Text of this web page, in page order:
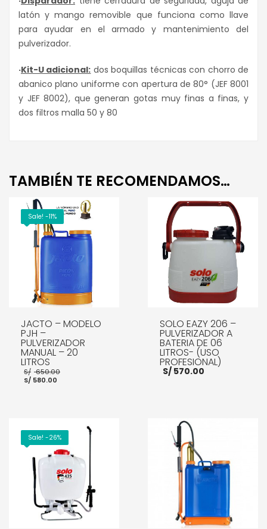
latón y mango removible que funciona como llave
para ayudar en el armado y mantenimiento del
pulverizador.
·Kit-U adicional: dos boquillas técnicas con chorro de
abanico plano uniforme con apertura de 80° (JEF 8001
y JEF 8002), que generan gotas muy finas a finas, y
dos filtros malla 50 y 80
TAMBIÉN TE RECOMENDAMOS…
Sale! -11%
JACTO – MODELO
PJH –
PULVERIZADOR
MANUAL – 20
LITROS
S/ 650.00
S/ 580.00
AÑADIR AL CARRITO
SOLO EAZY 206 –
PULVERIZADOR A
BATERIA DE 06
LITROS- (USO
PROFESIONAL)
S/570.00
AÑADIR AL CARRITO
Sale! -26%